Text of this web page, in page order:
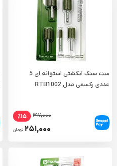
ست سنگ انگشتی استوانه ای 5
عددی رکسمی مدل RTB1002
۲۹۷,۰۰۰ ٪۱۵
۲۵۱,۰۰۰ تومان